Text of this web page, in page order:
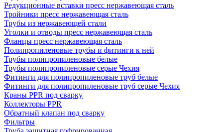
Редукционные вставки пресс нержавеющая сталь
Тройники пресс нержавеющая сталь
Трубы из нержавеющей стали
Уголки и отводы пресс нержавеющая сталь
Фланцы пресс нержавеющая сталь
Полипропиленовые трубы и фитинги к ней
Трубы полипропиленовые белые
Трубы полипропиленовые серые Чехия
Фитинги для полипропиленовые труб белые
Фитинги для полипропиленовые труб серые Чехия
Краны PPR под сварку
Коллекторы PPR
Обратный клапан под сварку
Фильтры